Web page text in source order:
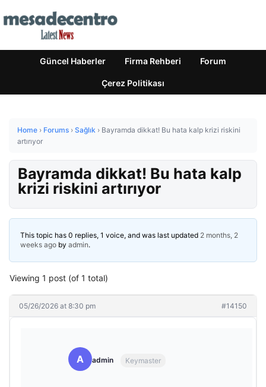
Güncel Haberler Firma Rehberi Forum
Çerez Politikası
Home › Forums › Sağlık › Bayramda dikkat! Bu hata kalp krizi riskini
artırıyor
Bayramda dikkat! Bu hata kalp
krizi riskini artırıyor
This topic has 0 replies, 1 voice, and was last updated 2 months, 2
weeks ago by admin.
Viewing 1 post (of 1 total)
05/26/2026 at 8:30 pm #14150
A admin Keymaster